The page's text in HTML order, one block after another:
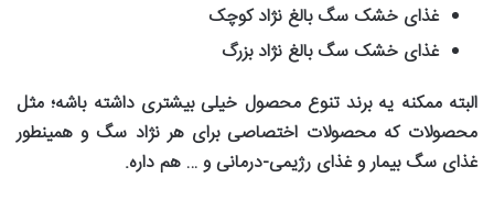
غذای خشک سگ بالغ نژاد کوچک
غذای خشک سگ بالغ نژاد بزرگ
البته ممکنه یه برند تنوع محصول خیلی بیشتری داشته باشه؛ مثل
محصولات که محصولات اختصاصی برای هر نژاد سگ و همینطور
غذای سگ بیمار و غذای رژیمی-درمانی و … هم داره.